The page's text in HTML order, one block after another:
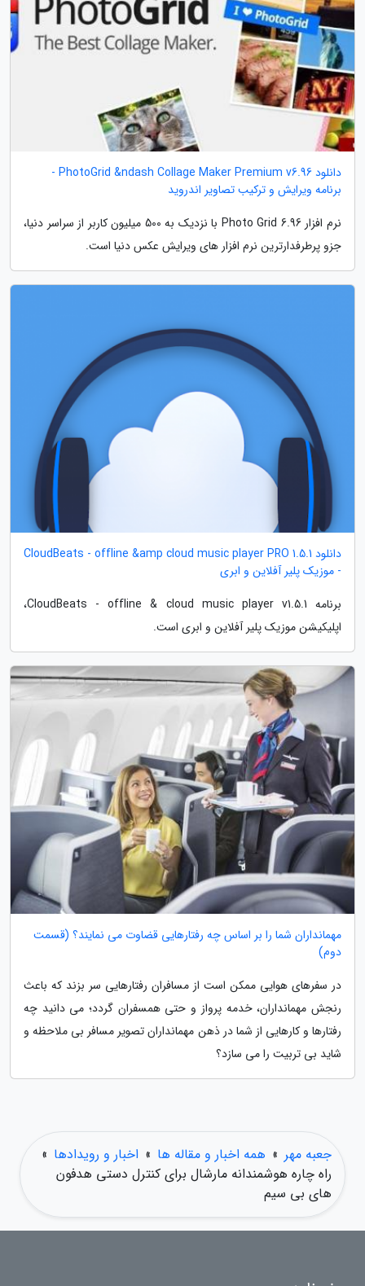
دانلود PhotoGrid &ndash Collage Maker Premium v6.96 -
برنامه ویرایش و ترکیب تصاویر اندروید
نرم افزار 6.96 Photo Grid با نزدیک به 500 میلیون کاربر از سراسر دنیا،
جزو پرطرفدارترین نرم افزار های ویرایش عکس دنیا است.
دانلود CloudBeats - offline &amp cloud music player PRO 1.5.1
- موزیک پلیر آفلاین و ابری
برنامه CloudBeats - offline & cloud music player v1.5.1،
اپلیکیشن موزیک پلیر آفلاین و ابری است.
مهمانداران شما را بر اساس چه رفتارهایی قضاوت می نمایند؟ (قسمت
دوم)
در سفرهای هوایی ممکن است از مسافران رفتارهایی سر بزند که باعث
رنجش مهمانداران، خدمه پرواز و حتی همسفران گردد؛ می دانید چه
رفتارها و کارهایی از شما در ذهن مهمانداران تصویر مسافر بی ملاحظه و
شاید بی تربیت را می سازد؟
جعبه مهر » همه اخبار و مقاله ها » اخبار و رویدادها »
راه چاره هوشمندانه مارشال برای کنترل دستی هدفون
های بی سیم